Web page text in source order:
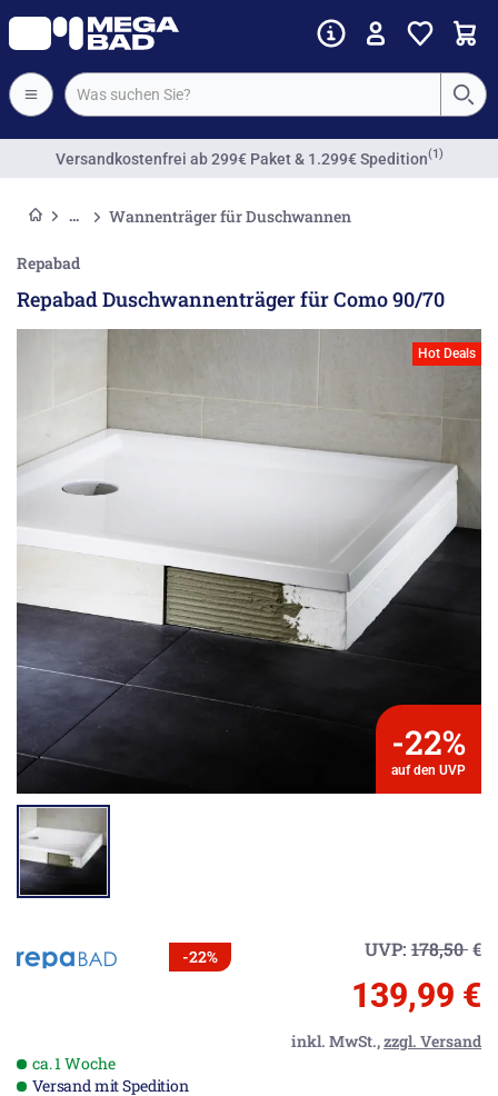
Versandkostenfrei ab 299€ Paket & 1.299€ Spedition(1)
Wannenträger für Duschwannen
Repabad
Repabad Duschwannenträger für Como 90/70
Hot Deals
-22%
auf den UVP
-22% UVP: 178,50€
139,99 €
inkl. MwSt.,zzgl. Versand
ca. 1 Woche
Versand mit Spedition